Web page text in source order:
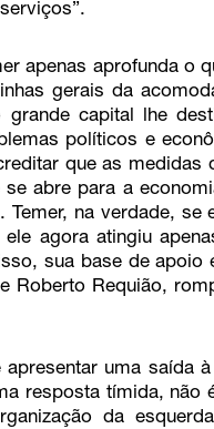
apenas aprofunda o
gerais da
capital lhe
políticos e
que as
abre para a
Temer, na verdade,
agora atingiu
sua base de apoio
Roberto Requião,
uma saída
resposta tímida,
da